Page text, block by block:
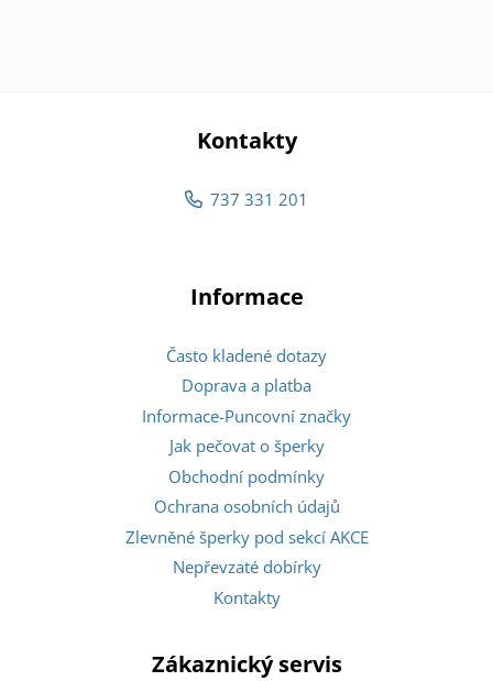
Kontakty
737 331 201
Informace
Často kladené dotazy
Doprava a platba
Informace-Puncovní značky
Jak pečovat o šperky
Obchodní podmínky
Ochrana osobních údajů
Zlevněné šperky pod sekcí AKCE
Nepřevzaté dobírky
Kontakty
Zákaznický servis